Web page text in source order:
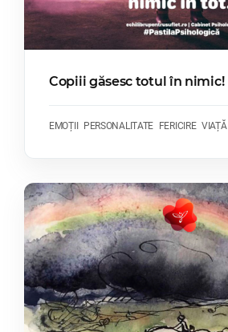
Copiii găsesc totul în nimic!
EMOȚII PERSONALITATE FERICIRE VIAȚĂ